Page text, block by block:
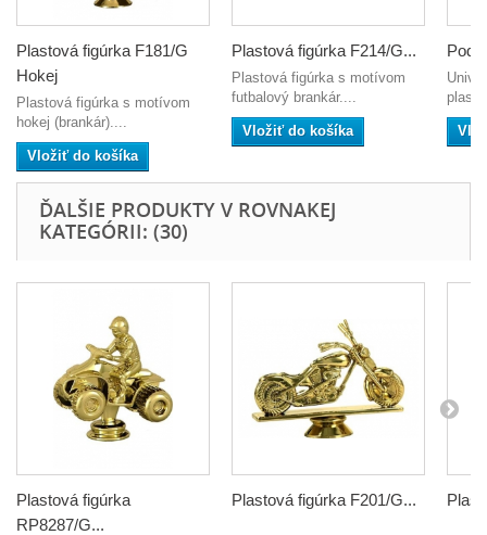
Plastová figúrka F181/G
Hokej
Plastová figúrka s motívom
hokej (brankár)....
Vložiť do košíka
Plastová figúrka F214/G...
Plastová figúrka s motívom
futbalový brankár....
Vložiť do košíka
ĎALŠIE PRODUKTY V ROVNAKEJ
KATEGÓRII: (30)
Plastová figúrka
RP8287/G...
Plastová figúrka F201/G...